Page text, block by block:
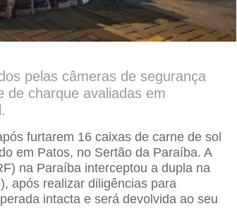
pelas câmeras de segurança
de charque avaliadas em
furtarem 16 caixas de carne de sol
em Patos, no Sertão da Paraíba. A
na Paraíba interceptou a dupla na
após realizar diligências para
intacta e será devolvida ao seu